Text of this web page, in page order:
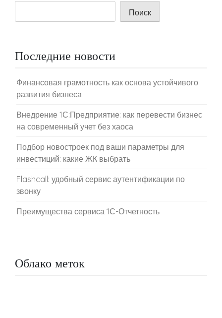
Поиск
Последние новости
Финансовая грамотность как основа устойчивого
развития бизнеса
Внедрение 1С:Предприятие: как перевести бизнес
на современный учет без хаоса
Подбор новостроек под ваши параметры для
инвестиций: какие ЖК выбрать
Flashcall: удобный сервис аутентификации по
звонку
Преимущества сервиса 1С-Отчетность
Облако меток